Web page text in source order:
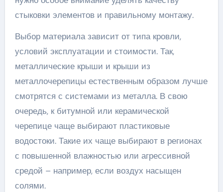
стыковки элементов и правильному монтажу.
Выбор материала зависит от типа кровли,
условий эксплуатации и стоимости. Так,
металлические крыши и крыши из
металлочерепицы естественным образом лучше
смотрятся с системами из металла. В свою
очередь, к битумной или керамической
черепице чаще выбирают пластиковые
водостоки. Такие их чаще выбирают в регионах
с повышенной влажностью или агрессивной
средой – например, если воздух насыщен
солями.